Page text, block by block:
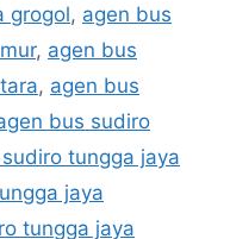
grogol, agen bus
, agen bus
, agen bus
bus sudiro
tungga jaya
jaya
tungga jaya